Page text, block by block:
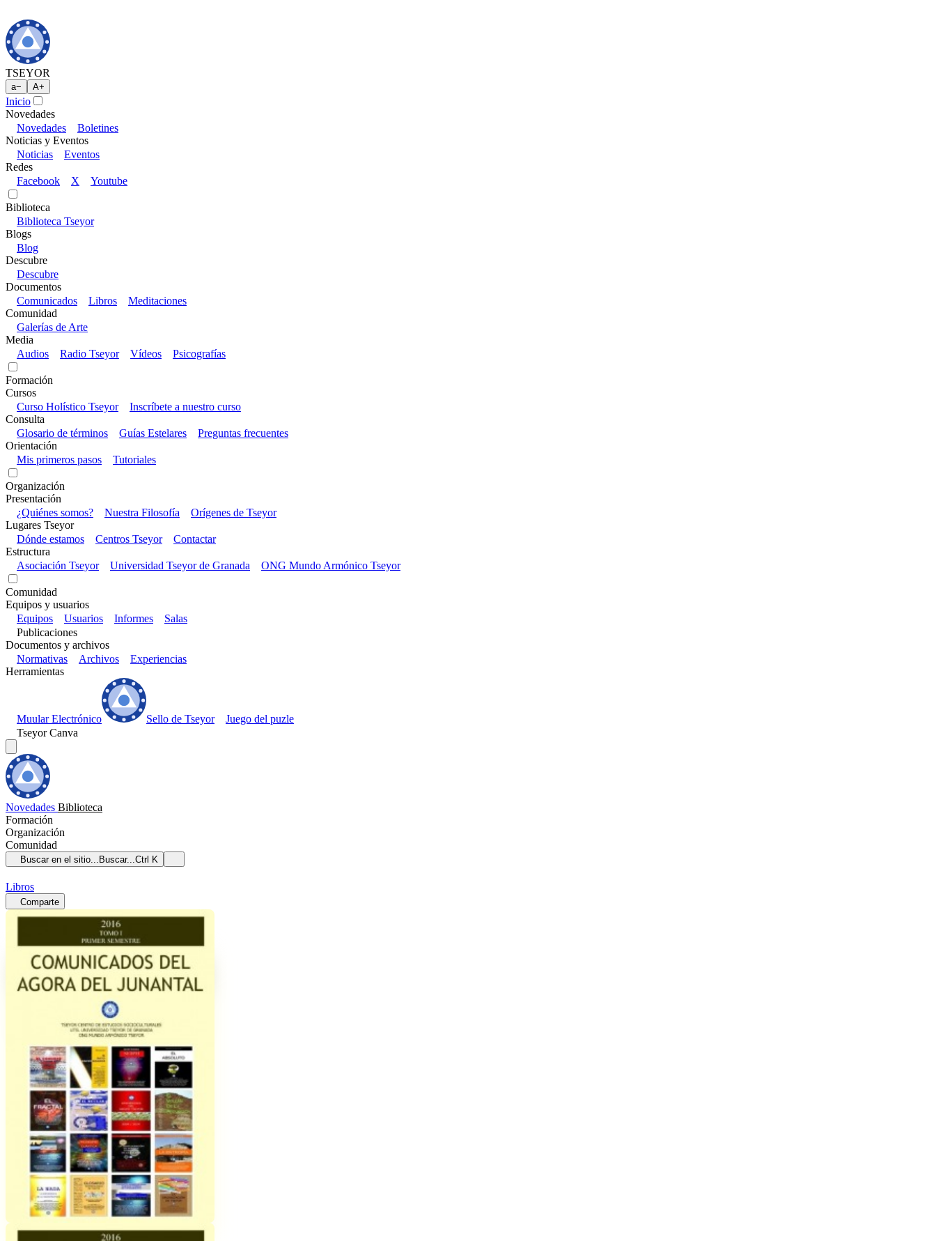
TSEYOR
a− A+
Inicio
Novedades
Novedades
Boletines
Noticias y Eventos
Noticias
Eventos
Redes
Facebook
X Youtube
Biblioteca
Biblioteca Tseyor
Blogs
Blog
Descubre
Descubre
Documentos
Comunicados
Libros
Meditaciones
Comunidad
Galerías de Arte
Media
Audios
Radio Tseyor Vídeos Psicografías
Formación
Cursos
Curso Holístico Tseyor
Inscríbete a nuestro curso
Consulta
Glosario de términos
Guías Estelares
Preguntas frecuentes
Orientación
Mis primeros pasos
Tutoriales
Organización
Presentación
¿Quiénes somos?
Nuestra Filosofía
Orígenes de Tseyor
Lugares Tseyor
Dónde estamos
Centros Tseyor
Contactar
Estructura
Asociación Tseyor
Universidad Tseyor de Granada ONG Mundo Armónico Tseyor
Comunidad
Equipos y usuarios
Equipos
Usuarios Informes
Salas
Publicaciones
Documentos y archivos
Normativas
Archivos
Experiencias
Herramientas
Muular Electrónico Sello de Tseyor
Juego del puzle
Tseyor Canva
Novedades Biblioteca
Formación
Organización
Comunidad
Buscar en el sitio... Buscar...Ctrl K
Libros
Comparte